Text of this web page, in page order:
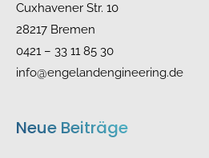
Cuxhavener Str. 10
28217 Bremen
0421 – 33 11 85 30
info@engelandengineering.de
Neue Beiträge